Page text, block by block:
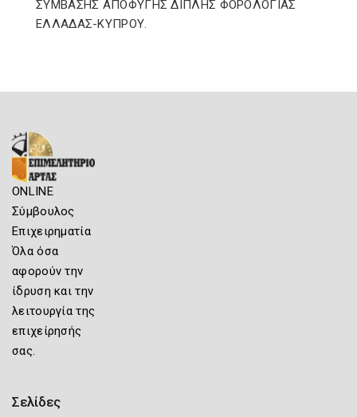
ΣΥΜΒΑΣΗΣ ΑΠΟΦΥΓΗΣ ΔΙΠΛΗΣ ΦΟΡΟΛΟΓΙΑΣ
ΕΛΛΑΔΑΣ-ΚΥΠΡΟΥ.
ONLINE
Σύμβουλος
Επιχειρηματία
Όλα όσα
αφορούν την
ίδρυση και την
λειτουργία της
επιχείρησής
σας.
Σελίδες